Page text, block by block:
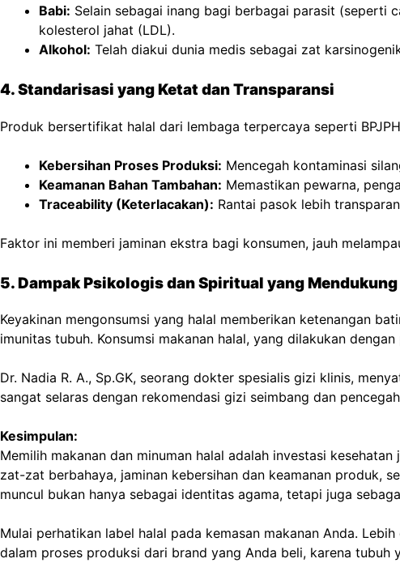
Babi: Selain sebagai inang bagi berbagai parasit (seperti
kolesterol jahat (LDL).
Alkohol: Telah diakui dunia medis sebagai zat
4. Standarisasi yang Ketat dan Transparansi
Produk bersertifikat halal dari lembaga terpercaya seperti
Kebersihan Proses Produksi: Mencegah kontaminasi
Keamanan Bahan Tambahan: Memastikan pewarna,
Traceability (Keterlacakan): Rantai pasok lebih
Faktor ini memberi jaminan ekstra bagi konsumen, jauh
5. Dampak Psikologis dan Spiritual yang
Keyakinan mengonsumsi yang halal memberikan ketenangan
imunitas tubuh. Konsumsi makanan halal, yang dilakukan
Dr. Nadia R. A., Sp.GK, seorang dokter spesialis gizi klinis,
sangat selaras dengan rekomendasi gizi seimbang dan
Kesimpulan:
Memilih makanan dan minuman halal adalah investasi
zat-zat berbahaya, jaminan kebersihan dan keamanan produk,
muncul bukan hanya sebagai identitas agama, tetapi juga
Mulai perhatikan label halal pada kemasan makanan Anda.
dalam proses produksi dari brand yang Anda beli, karena